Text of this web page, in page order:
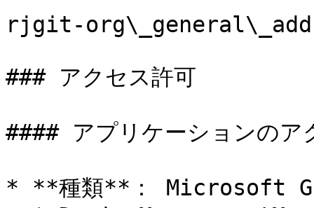
rjgit-
### アクセス許可
#### アプリケーションのア
* **種類**： Microsoft